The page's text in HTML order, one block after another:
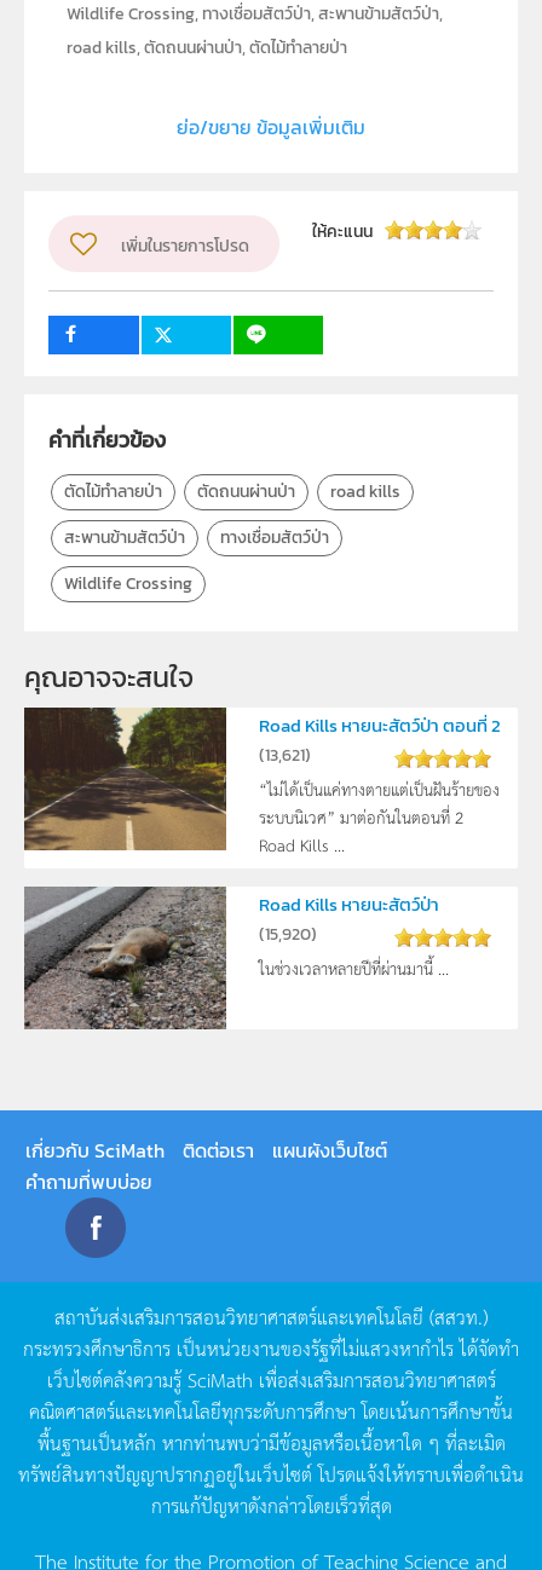
Wildlife Crossing, ทางเชื่อมสัตว์ป่า, สะพานข้ามสัตว์ป่า,
road kills, ตัดถนนผ่านป่า, ตัดไม้ทำลายป่า
สิริประภาภรณ์ สิงหบุราจารย์
วิชา
ชีววิทยา
ระดับชั้น
ครู, นักเรียน, บุคคลทั่วไป
ย่อ/ขยาย ข้อมูลเพิ่มเติม
เพิ่มในรายการโปรด
ให้คะแนน
คำที่เกี่ยวข้อง
ตัดไม้ทำลายป่า ตัดถนนผ่านป่า
road kills
สะพานข้ามสัตว์ป่า
ทางเชื่อมสัตว์ป่า
Wildlife Crossing
คุณอาจจะสนใจ
Road Kills หายนะสัตว์ป่า ตอนที่ 2
(13,621)
“ไม่ได้เป็นแค่ทางตายแต่เป็นฝันร้ายของ
ระบบนิเวศ” มาต่อกันในตอนที่ 2
Road Kills ...
Road Kills หายนะสัตว์ป่า
(15,920)
ในช่วงเวลาหลายปีที่ผ่านมานี้ ...
เกี่ยวกับ SciMath ติดต่อเรา
แผนผังเว็บไซต์
คำถามที่พบบ่อย
สถาบันส่งเสริมการสอนวิทยาศาสตร์และเทคโนโลยี (สสวท.)
กระทรวงศึกษาธิการ เป็นหน่วยงานของรัฐที่ไม่แสวงหากำไรได้จัดทำ
เว็บไซต์คลังความรู้SciMath เพื่อส่งเสริมการสอนวิทยาศาสตร์
คณิตศาสตร์และเทคโนโลยีทุกระดับการศึกษา โดยเน้นการศึกษาขั้น
พื้นฐานเป็นหลัก หากท่านพบว่ามีข้อมูลหรือเนื้อหาใด ๆ ที่ละเมิด
ทรัพย์สินทางปัญญาปรากฏอยู่ในเว็บไซต์โปรดแจ้งให้ทราบเพื่อดำเนิน
การแก้ปัญหาดังกล่าวโดยเร็วที่สุด
The Institute for the Promotion of Teaching Science and